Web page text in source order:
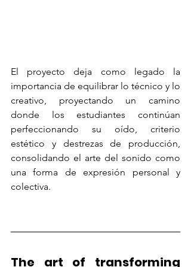
El proyecto deja como legado la
importancia de equilibrar lo técnico y lo
creativo, proyectando un camino
donde los estudiantes continúan
perfeccionando su oído, criterio
estético y destrezas de producción,
consolidando el arte del sonido como
una forma de expresión personal y
colectiva.
The art of transforming